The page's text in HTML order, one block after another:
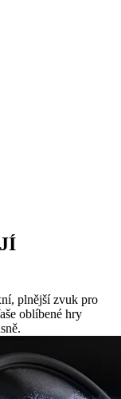
plnější zvuk pro
oblíbené hry